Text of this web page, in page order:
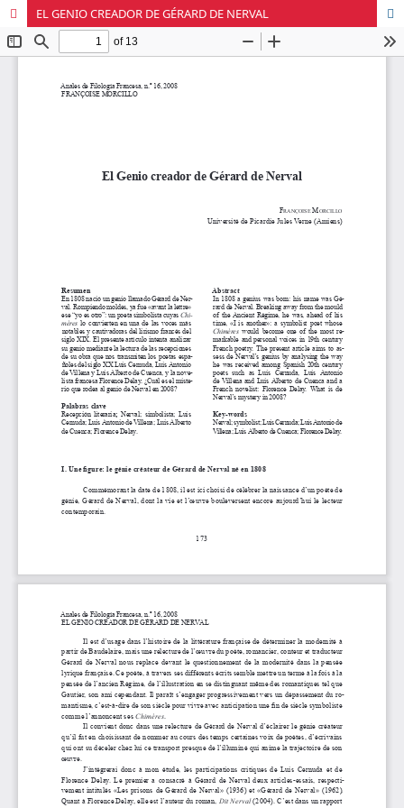
EL GENIO CREADOR DE GÉRARD DE NERVAL